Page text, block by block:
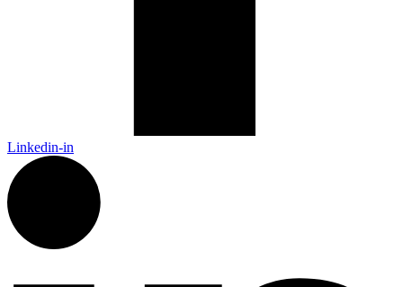
Linkedin-in